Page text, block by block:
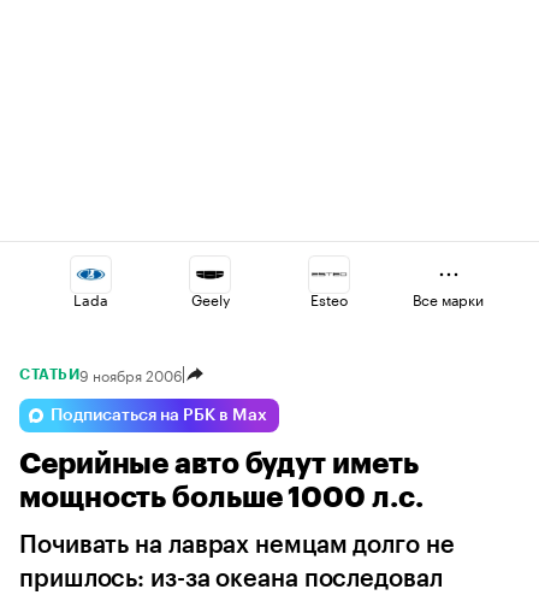
Lada Geely Esteo
Haval Volga
Omoda Changan Voyah
Все марки
СТАТЬИ9 ноября 2006
Подписаться на РБК в Max
Серийные авто будут иметь
мощность больше 1000 л.с.
Почивать на лаврах немцам долго не
пришлось: из-за океана последовал